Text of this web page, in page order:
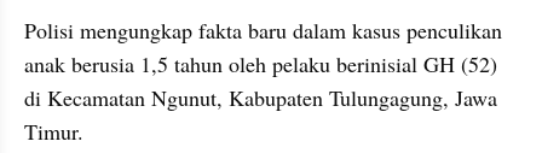
Polisi mengungkap fakta baru dalam kasus penculikan
anak berusia 1,5 tahun oleh pelaku berinisial GH (52)
di Kecamatan Ngunut, Kabupaten Tulungagung, Jawa
Timur.